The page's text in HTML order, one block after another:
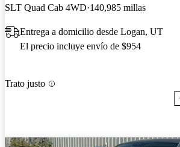
SLT Quad Cab 4WD 140,985 millas
Entrega a domicilio desde Logan, UT
El precio incluye envío de $954
Trato justo